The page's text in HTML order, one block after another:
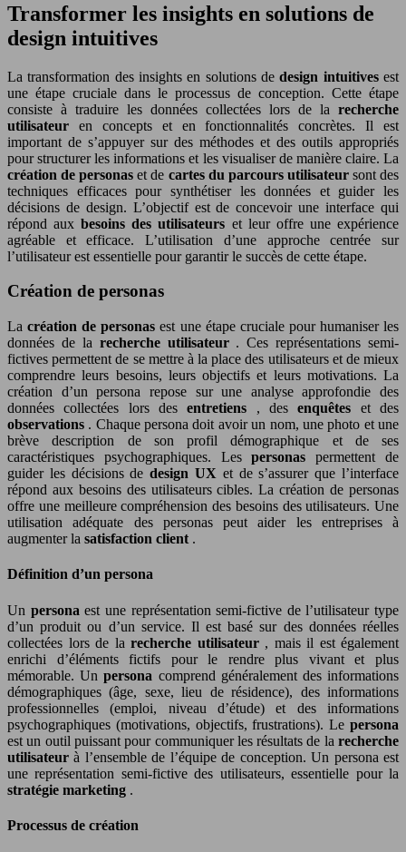
Transformer les insights en solutions de
design intuitives
La transformation des insights en solutions dedesign intuitivesest
une étape cruciale dans le processus de conception. Cette étape
consiste à traduire les données collectées lors de la recherche
utilisateur en concepts et en fonctionnalités concrètes. Il est
important de s’appuyer sur des méthodes et des outils appropriés
pour structurer les informations et les visualiser de manière claire. La
création de personaset de cartes du parcours utilisateur sont des
techniques efficaces pour synthétiser les données et guider les
décisions de design. L’objectif est de concevoir une interface qui
répond auxbesoins des utilisateurs et leur offre une expérience
agréable et efficace. L’utilisation d’une approche centrée sur
l’utilisateur est essentielle pour garantir le succès de cette étape.
Création de personas
Lacréation de personasest une étape cruciale pour humaniser les
données de la recherche utilisateur . Ces représentations semi-
fictives permettent de se mettre à la place des utilisateurs et de mieux
comprendre leurs besoins, leurs objectifs et leurs motivations. La
création d’un persona repose sur une analyse approfondie des
données collectées lors desentretiens , desenquêtes et des
observations . Chaque persona doit avoir un nom, une photo et une
brève description de son profil démographique et de ses
caractéristiques psychographiques. Lespersonaspermettent de
guider les décisions dedesign UX et de s’assurer que l’interface
répond aux besoins des utilisateurs cibles. La création de personas
offre une meilleure compréhension des besoins des utilisateurs. Une
utilisation adéquate des personas peut aider les entreprises à
augmenter la satisfaction client .
Définition d’un persona
Un personaest une représentation semi-fictive de l’utilisateur type
d’un produit ou d’un service. Il est basé sur des données réelles
collectées lors de la recherche utilisateur , mais il est également
enrichi d’éléments fictifs pour le rendre plus vivant et plus
mémorable. Unpersona comprend généralement des informations
démographiques (âge, sexe, lieu de résidence), des informations
professionnelles (emploi, niveau d’étude) et des informations
psychographiques (motivations, objectifs, frustrations). Le persona
est un outil puissant pour communiquer les résultats de la recherche
utilisateurà l’ensemble de l’équipe de conception. Un persona est
une représentation semi-fictive des utilisateurs, essentielle pour la
stratégie marketing .
Processus de création